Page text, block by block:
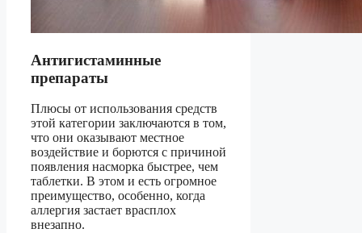
Антигистаминные
препараты
Плюсы от использования средств
этой категории заключаются в том,
что они оказывают местное
воздействие и борются с причиной
появления насморка быстрее, чем
таблетки. В этом и есть огромное
преимущество, особенно, когда
аллергия застает врасплох
внезапно.